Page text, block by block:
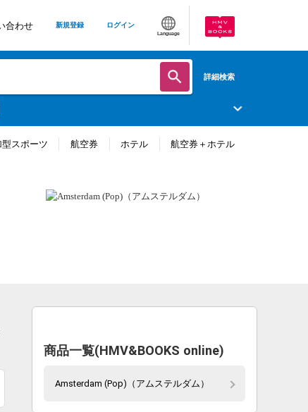
合わせ 新規登録 ログイン
Language
詳細検索
型スポーツ 航空券 ホテル 航空券＋ホテル
商品一覧(HMV&BOOKS online)
Amsterdam (Pop)（アムステルダム）